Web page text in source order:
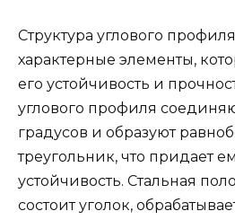
Структура углового
характерные элементы,
его устойчивость и
углового профиля
градусов и образуют
треугольник, что придает
устойчивость. Стальная
состоит уголок,